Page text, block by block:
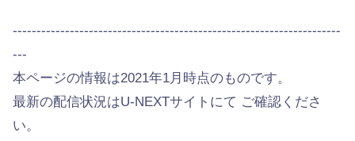
---------------------------------------------------------------------
---
本ページの情報は2021年1月時点のものです。
最新の配信状況はU-NEXTサイトにて ご確認くださ
い。